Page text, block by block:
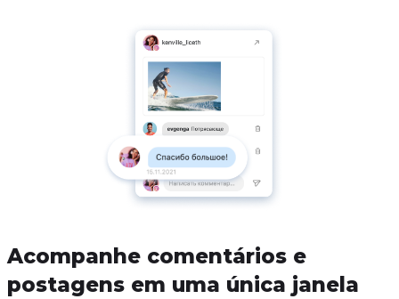
Acompanhe comentários e
postagens em uma única janela